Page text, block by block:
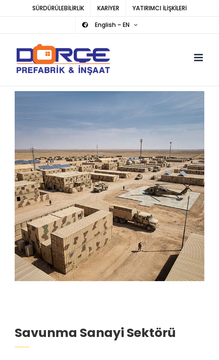
SÜRDÜRÜLEBİLİRLİK KARİYER
YATIRIMCI İLİŞKİLERİ
English – EN
Savunma Sanayi Sektörü